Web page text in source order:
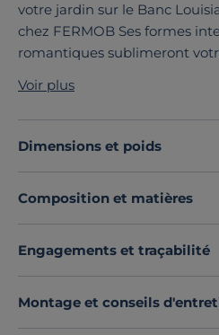
votre jardin sur le Banc
chez FERMOB Ses formes
romantiques sublimeront
aluminium, ce banc robuste
personnes assises grâce à sa
banc a été conçu dans un
Découvrez toute notre
Voir plus
Dimensions et poids
Composition et matières
Engagements et traçabilité
Montage et conseils